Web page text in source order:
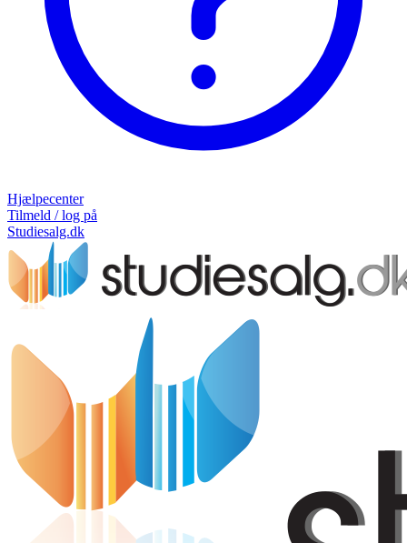
Hjælpecenter
Tilmeld / log på
Studiesalg.dk